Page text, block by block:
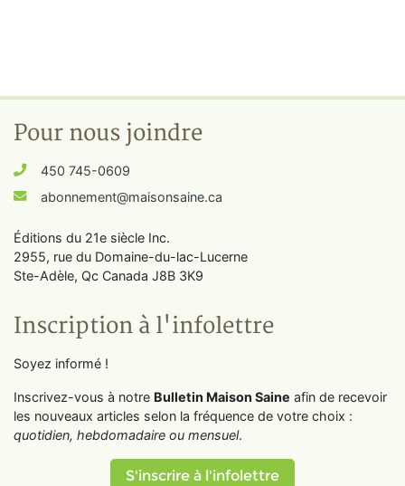
Pour nous joindre
450 745-0609
abonnement@maisonsaine.ca
Éditions du 21e siècle Inc.
2955, rue du Domaine-du-lac-Lucerne
Ste-Adèle, Qc Canada J8B 3K9
Inscription à l'infolettre
Soyez informé !
Inscrivez-vous à notre Bulletin Maison Saine afin de recevoir
les nouveaux articles selon la fréquence de votre choix :
quotidien, hebdomadaire ou mensuel.
S'inscrire à l'infolettre